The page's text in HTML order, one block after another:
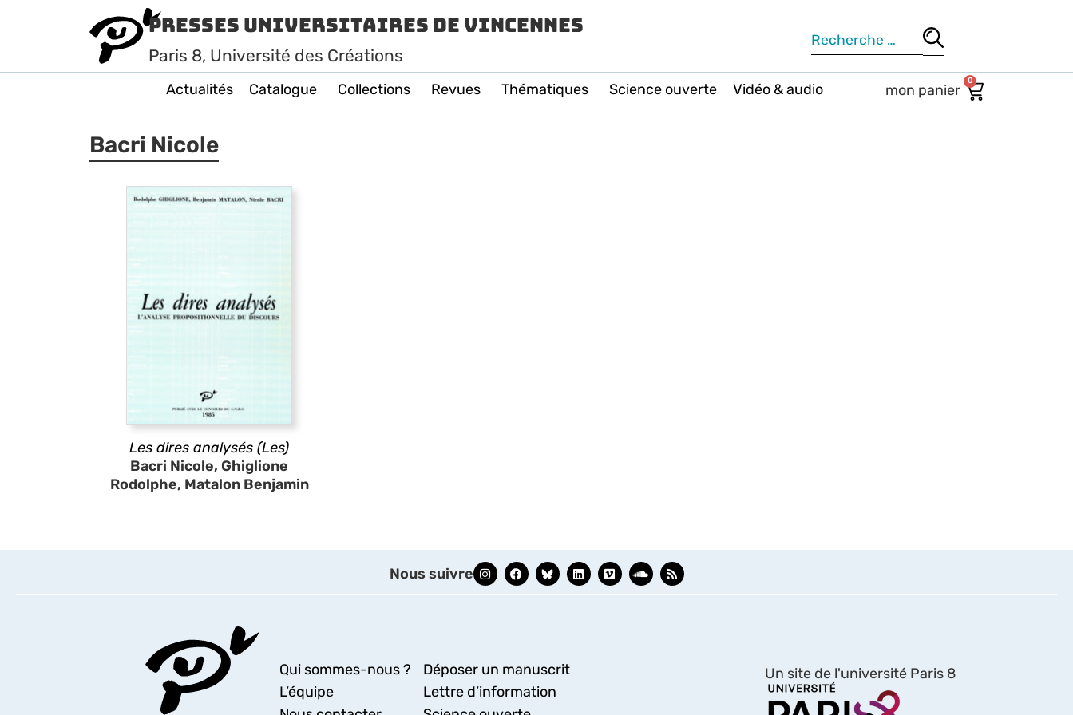
Presses Universitaires de Vincennes
Paris 8, Université des Créations
Actualités Catalogue Collections Revues Thématiques Science ouverte Vidéo & audio 0
Bacri Nicole
Les dires analysés (Les)
Bacri Nicole, Ghiglione
Rodolphe, Matalon Benjamin
Nous suivre
Qui sommes-nous ?
L’équipe
Déposer un manuscrit
Lettre d’information
Un site de l'université Paris 8